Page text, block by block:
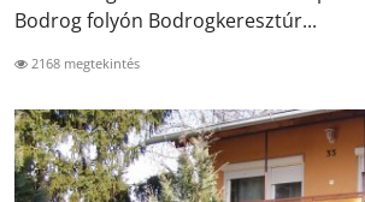
Bodrog folyón Bodrogkeresztúr...
2168 megtekintés